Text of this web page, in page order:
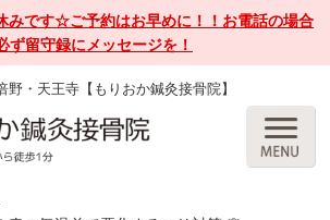
です☆ご予約はお早めに！！お電話の場合
ず留守録にメッセージを！
野・天王寺【もりおか鍼灸接骨院】